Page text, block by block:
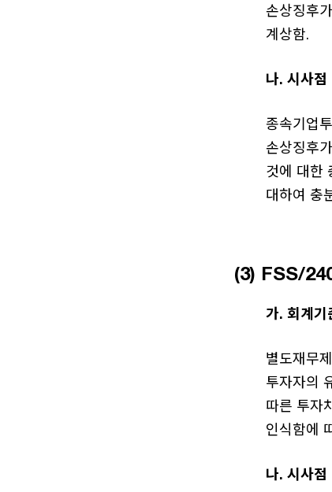
손상징후
계상함.
나. 시사점
종속기업
손상징후
것에 대한
대하여 충
(3) FSS/
가. 회계기
별도재무
투자자의
따른 투자
인식함에
나. 시사점